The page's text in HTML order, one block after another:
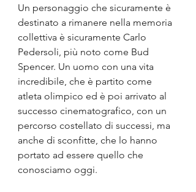
Un personaggio che sicuramente è
destinato a rimanere nella memoria
collettiva è sicuramente Carlo
Pedersoli, più noto come Bud
Spencer. Un uomo con una vita
incredibile, che è partito come
atleta olimpico ed è poi arrivato al
successo cinematografico, con un
percorso costellato di successi, ma
anche di sconfitte, che lo hanno
portato ad essere quello che
conosciamo oggi.